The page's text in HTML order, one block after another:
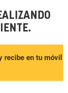
recibe en tu móvil